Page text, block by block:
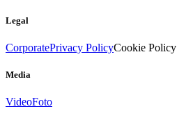
Legal
CorporatePrivacy PolicyCookie Policy
Media
VideoFoto